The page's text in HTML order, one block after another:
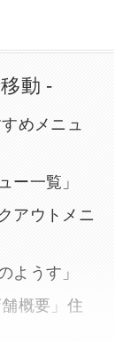
動 -
めメニュ
ー一覧」
アウトメニ
ようす」
概要」住